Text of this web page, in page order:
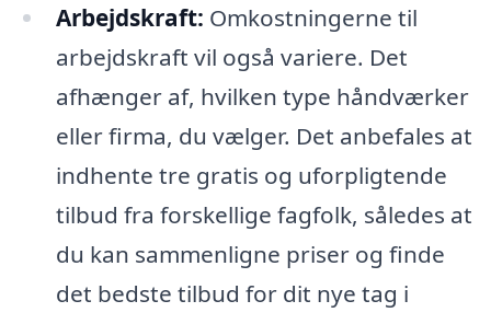
Arbejdskraft: Omkostningerne til
arbejdskraft vil også variere. Det
afhænger af, hvilken type håndværker
eller firma, du vælger. Det anbefales at
indhente tre gratis og uforpligtende
tilbud fra forskellige fagfolk, således at
du kan sammenligne priser og finde
det bedste tilbud for dit nye tag i